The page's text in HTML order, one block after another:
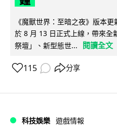
《魔獸世界：至暗之夜》版本
於 8 月 13 日正式上線，帶來全
祭壇」、新型態世...
閱讀全文
115 分享
科技娛樂 遊戲情報